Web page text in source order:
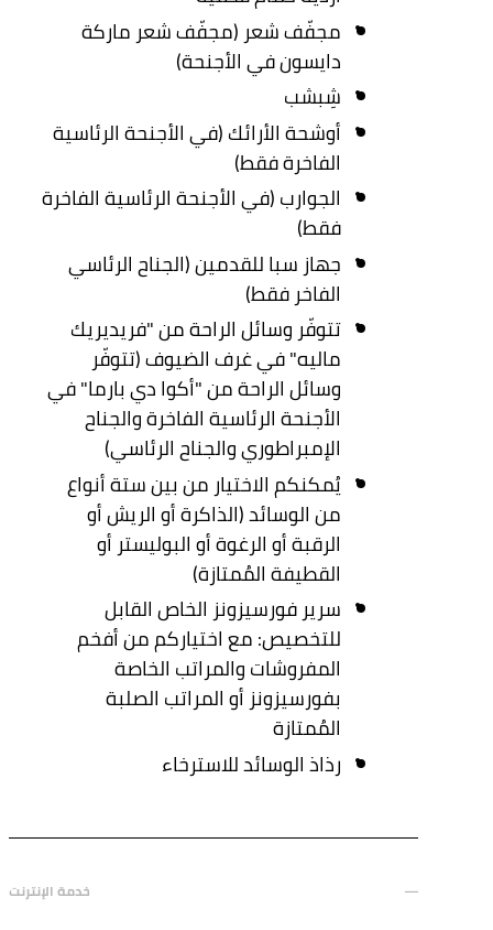
مجفّف شعر (مجفّف شعر ماركة
دايسون في الأجنحة)
شِبشب
أوشحة الأرائك (في الأجنحة الرئاسية
الفاخرة فقط)
الجوارب (في الأجنحة الرئاسية الفاخرة
فقط)
جهاز سبا للقدمين (الجناح الرئاسي
الفاخر فقط)
تتوفّر وسائل الراحة من "فريديريك
ماليه" في غرف الضيوف (تتوفّر
وسائل الراحة من "أكوا دي بارما" في
الأجنحة الرئاسية الفاخرة والجناح
الإمبراطوري والجناح الرئاسي)
يُمكنكم الاختيار من بين ستة أنواع
من الوسائد (الذاكرة أو الريش أو
الرقبة أو الرغوة أو البوليستر أو
القطيفة المُمتازة)
سرير فورسيزونز الخاص القابل
للتخصيص: مع اختياركم من أفخم
المفروشات والمراتب الخاصة
بفورسيزونز أو المراتب الصلبة
المُمتازة
رذاذ الوسائد للاسترخاء
خدمة الإنترنت